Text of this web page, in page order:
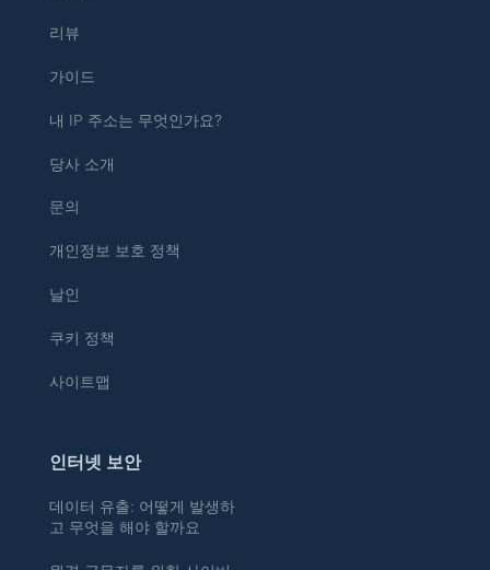
리뷰
가이드
내 IP 주소는 무엇인가요?
당사 소개
문의
개인정보 보호 정책
날인
쿠키 정책
사이트맵
인터넷 보안
데이터 유출: 어떻게 발생하
고 무엇을 해야 할까요